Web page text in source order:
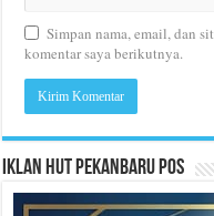
Simpan nama, email, dan
komentar saya berikutnya.
Iklan HUT Pekanbaru Pos